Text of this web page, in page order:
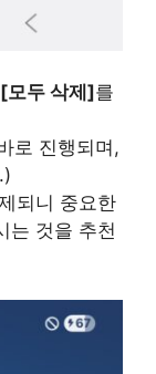
[모두 삭제]를
로 진행되며,
되니 중요한
는 것을 추천